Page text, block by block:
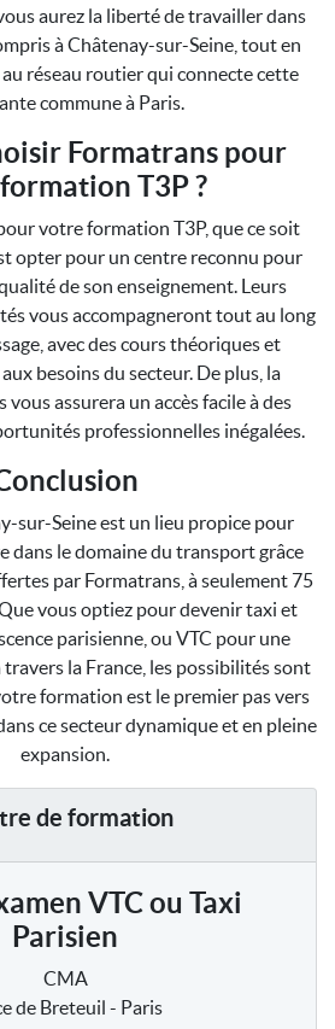
aurez la liberté de travailler dans
à Châtenay-sur-Seine, tout en
réseau routier qui connecte cette
commune à Paris.
Formatrans pour
T3P ?
votre formation T3P, que ce soit
opter pour un centre reconnu pour
de son enseignement. Leurs
vous accompagneront tout au long
avec des cours théoriques et
besoins du secteur. De plus, la
assurera un accès facile à des
professionnelles inégalées.
sur-Seine est un lieu propice pour
dans le domaine du transport grâce
par Formatrans, à seulement 75
vous optiez pour devenir taxi et
parisienne, ou VTC pour une
la France, les possibilités sont
formation est le premier pas vers
ce secteur dynamique et en pleine
expansion.
de formation
VTC ou Taxi
Parisien
CMA
de Breteuil - Paris